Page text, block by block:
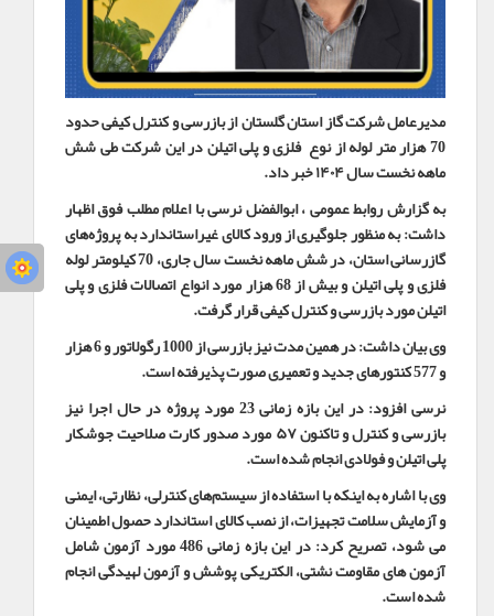
مدیرعامل شرکت گاز استان گلستان از بازرسی و کنترل کیفی حدود
70 هزار متر لوله از نوع فلزی و پلی اتیلن در این شرکت طی شش
ماهه نخست سال ۱۴۰۴ خبر داد
.
به گزارش روابط عمومی ، ابوالفضل نرسی با اعلام مطلب فوق اظهار
داشت: به منظور جلوگیری از ورود کالای غیراستاندارد به پروژه‌های
گازرسانی استان، در شش ماهه نخست سال جاری، 70 کیلومتر لوله
فلزی و پلی اتیلن و بیش از 68 هزار مورد انواع اتصالات فلزی و پلی
اتیلن مورد بازرسی و کنترل کیفی قرار گرفت.
وی بیان داشت: در همین مدت نیز بازرسی از 1000 رگولاتور و 6 هزار
و 577 کنتورهای جدید و تعمیری صورت پذیرفته است
.
نرسی افزود: در این بازه زمانی 23 مورد پروژه در حال اجرا نیز
بازرسی و کنترل و تاکنون ۵۷ مورد صدور کارت صلاحیت جوشکار
پلی اتیلن و فولادی انجام شده است.
وی با اشاره به اینکه با استفاده از سیستم‌های کنترلی، نظارتی، ایمنی
و آزمایش سلامت تجهیزات، از نصب کالای استاندارد حصول اطمینان
می شود، تصریح کرد: در این بازه زمانی 486 مورد آزمون شامل
آزمون های مقاومت نشتی، الکتریکی پوشش و آزمون لهیدگی انجام
شده است.